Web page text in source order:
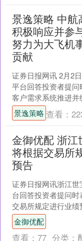
景逸策略 中航
积极响应并参
努力为大飞机
贡献
证券日报网讯 2月2
平台回答投资者提
客户需求系统推进
周期和产能方面能够
的市场需求。公司积
景逸策略查看：
金御优配 浙江
将根据交易所
预告
证券日报网讯浙江
台回答投资者提问
交易所规定进行业
证券日报 原标题：浙
据交易所规定进行....
金御优配
查看： 77 分类：